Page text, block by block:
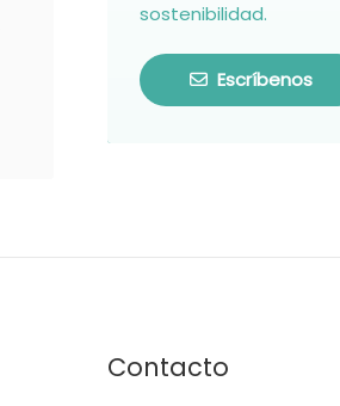
sostenibilidad.
Escríbenos
Contacto